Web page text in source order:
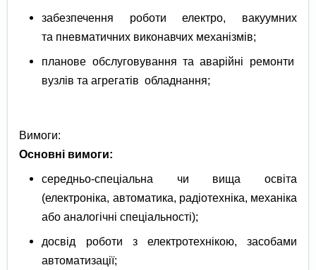
забезпечення роботи електро, вакуумних
та пневматичних виконавчих механізмів;
планове обслуговування та аварійні ремонти
вузлів та агрегатів обладнання;
Вимоги:
Основні вимоги:
середньо-спеціальна чи вища освіта
(електроніка, автоматика, радіотехніка, механіка
або аналогічні спеціальності);
досвід роботи з електротехнікою, засобами
автоматизації;